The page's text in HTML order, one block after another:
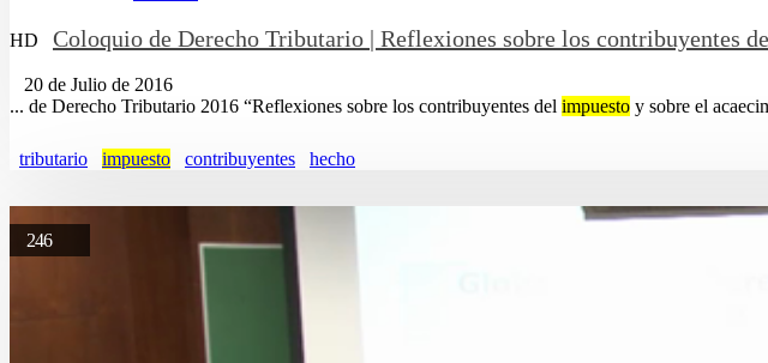
HD Coloquio de Derecho Tributario | Reflexiones sobre los contribuyentes
20 de Julio de 2016
... de Derecho Tributario 2016 “Reflexiones sobre los contribuyentes del impuesto y sobre el
tributario impuesto contribuyentes hecho
246